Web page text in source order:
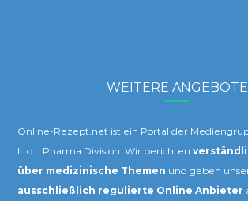
WEITERE ANGEBOTE
Online-Rezept.net ist ein Portal der
Ltd. | Pharma Division. Wir berichten
über medizinische Themen und geben
ausschließlich regulierte Online Anbieter